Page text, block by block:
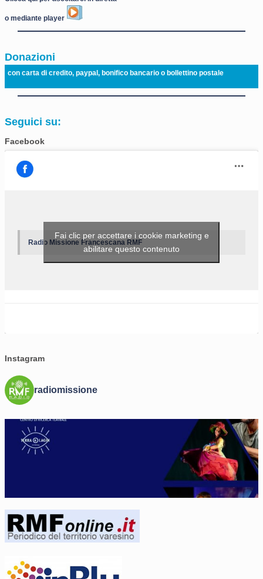
o mediante player
Donazioni
con carta di credito, paypal, bonifico bancario o bollettino postale
Seguici su:
Facebook
Radio Missione Francescana RMF
Fai clic per accettare i cookie marketing e
abilitare questo contenuto
Instagram
radiomissione